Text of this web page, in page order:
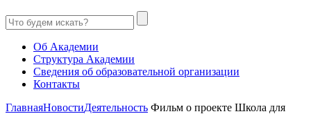
Об Академии
Структура Академии
Сведения об образовательной организации
Контакты
ГлавнаяНовостиДеятельность Фильм о проекте Школа для